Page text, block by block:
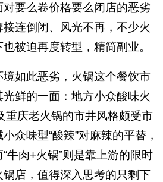
要么卷价格要么闭店的恶劣
连倒闭、风光不再，不少火
被迫再度转型，精简副业。
如此恶劣，火锅这个餐饮市
鲜的一面：地方小众酸味火
重庆老火锅的市井风格颇受市
众味型“酸辣”对麻辣的平替，
牛肉+火锅”则是靠上游的限时
店，值得深入思考的只剩下